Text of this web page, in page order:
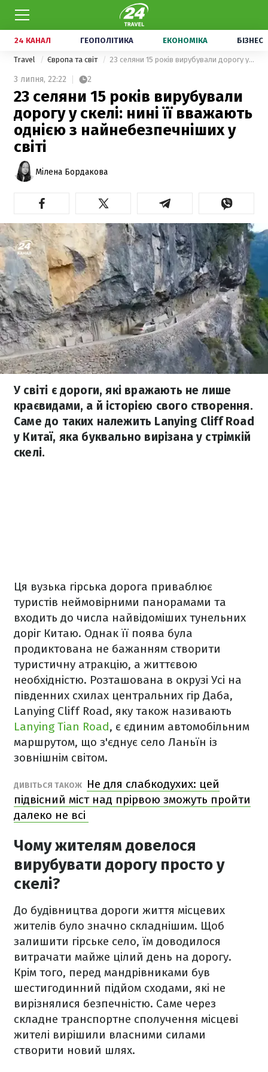
24 КАНАЛ ГЕОПОЛІТИКА ЕКОНОМІКА БІЗНЕС
Travel Європа та світ 23 селяни 15 років вирубували дорогу у скелі: нині її вважають однією з найнебезпечніших у світі
3 липня, 22:22 2
23 селяни 15 років вирубували
дорогу у скелі: нині її вважають
однією з найнебезпечніших у
світі
Мілена Бордакова
У світі є дороги, які вражають не лише
краєвидами, а й історією свого створення.
Саме до таких належить Lanying Cliff Road
у Китаї, яка буквально вирізана у стрімкій
скелі.
Ця вузька гірська дорога приваблює
туристів неймовірними панорамами та
входить до числа найвідоміших тунельних
доріг Китаю. Однак її поява була
продиктована не бажанням створити
туристичну атракцію, а життєвою
необхідністю. Розташована в окрузі Усі на
південних схилах центральних гір Даба,
Lanying Cliff Road, яку також називають
Lanying Tian Road, є єдиним автомобільним
маршрутом, що з'єднує село Ланьїн із
зовнішнім світом.
ДИВІТЬСЯ ТАКОЖ
Не для слабкодухих: цей
підвісний міст над прірвою зможуть пройти
далеко не всі
Чому жителям довелося
вирубувати дорогу просто у
скелі?
До будівництва дороги життя місцевих
жителів було значно складнішим. Щоб
залишити гірське село, їм доводилося
витрачати майже цілий день на дорогу.
Крім того, перед мандрівниками був
шестигодинний підйом сходами, які не
вирізнялися безпечністю. Саме через
складне транспортне сполучення місцеві
жителі вирішили власними силами
створити новий шлях.